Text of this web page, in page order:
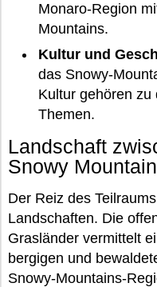
Monaro-Region
Mountains.
Kultur und
das Snowy-
Kultur gehören zu
Themen.
Landschaft
Snowy
Der Reiz des
Landschaften. Die
Grasländer vermittelt
bergigen und
Snowy-Mountains-